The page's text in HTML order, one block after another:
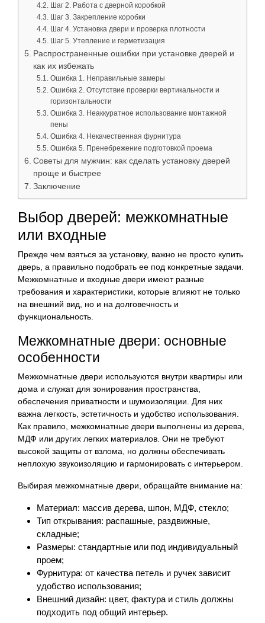
Шаг 2. Работа с дверной коробкой
Шаг 3. Закрепление коробки
Шаг 4. Установка двери и проверка плотности
Шаг 5. Утепление и герметизация
Распространенные ошибки при установке дверей и
как их избежать
Ошибка 1. Неправильные замеры
Ошибка 2. Отсутствие проверки вертикальности и
горизонтальности
Ошибка 3. Неаккуратное использование монтажной
пены
Ошибка 4. Некачественная фурнитура
Ошибка 5. Пренебрежение подготовкой проема
Советы для мужчин: как сделать установку дверей
проще и быстрее
Заключение
Выбор дверей: межкомнатные
или входные
Прежде чем взяться за установку, важно не просто купить
дверь, а правильно подобрать ее под конкретные задачи.
Межкомнатные и входные двери имеют разные
требования и характеристики, которые влияют не только
на внешний вид, но и на долговечность и
функциональность.
Межкомнатные двери: основные
особенности
Межкомнатные двери используются внутри квартиры или
дома и служат для зонирования пространства,
обеспечения приватности и шумоизоляции. Для них
важна легкость, эстетичность и удобство использования.
Как правило, межкомнатные двери выполнены из дерева,
МДФ или других легких материалов. Они не требуют
высокой защиты от взлома, но должны обеспечивать
неплохую звукоизоляцию и гармонировать с интерьером.
Выбирая межкомнатные двери, обращайте внимание на:
Материал: массив дерева, шпон, МДФ, стекло;
Тип открывания: распашные, раздвижные,
складные;
Размеры: стандартные или под индивидуальный
проем;
Фурнитура: от качества петель и ручек зависит
удобство использования;
Внешний дизайн: цвет, фактура и стиль должны
подходить под общий интерьер.